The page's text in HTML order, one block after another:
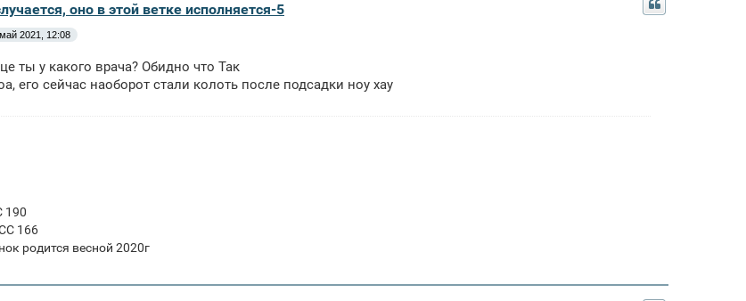
оно в этой ветке исполняется-5
2021, 12:08
ты у какого врача? Обидно что Так
его сейчас наоборот стали колоть после подсадки ноу хау
190
166
родится весной 2020г